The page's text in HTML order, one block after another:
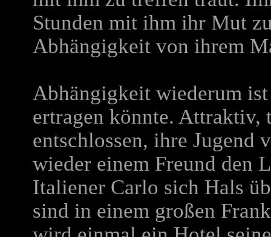
Stunden mit ihm ihr Mut
Abhängigkeit von ihrem
Abhängigkeit wiederum
ertragen könnte. Attraktiv,
entschlossen, ihre Jugend
wieder einem Freund den
Italiener Carlo sich Hals
sind in einem großen